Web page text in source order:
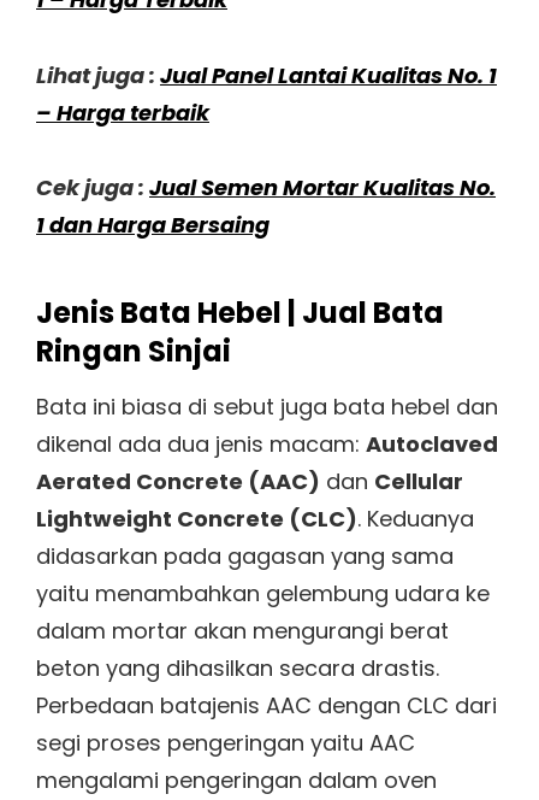
Lihat juga : Jual Panel Lantai Kualitas No. 1
– Harga terbaik
Cek juga : Jual Semen Mortar Kualitas No.
1 dan Harga Bersaing
Jenis Bata Hebel | Jual Bata
Ringan Sinjai
Bata ini biasa di sebut juga bata hebel dan
dikenal ada dua jenis macam: Autoclaved
Aerated Concrete (AAC) dan Cellular
Lightweight Concrete (CLC). Keduanya
didasarkan pada gagasan yang sama
yaitu menambahkan gelembung udara ke
dalam mortar akan mengurangi berat
beton yang dihasilkan secara drastis.
Perbedaan batajenis AAC dengan CLC dari
segi proses pengeringan yaitu AAC
mengalami pengeringan dalam oven